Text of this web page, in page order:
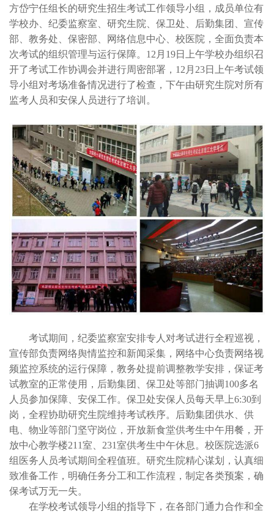
方岱宁任组长的研究生招生考试工作领导小组，成员单位有
学校办、纪委监察室、研究生院、保卫处、后勤集团、宣传
部、教务处、保密部、网络信息中心、校医院，全面负责本
次考试的组织管理与运行保障。12月19日上午学校办组织召
开了考试工作协调会并进行周密部署，12月23日上午考试领
导小组对考场准备情况进行了检查，下午由研究生院对所有
监考人员和安保人员进行了培训。
考试期间，纪委监察室安排专人对考试进行全程巡视，
宣传部负责网络舆情监控和新闻采集，网络中心负责网络视
频监控系统的运行保障，教务处提前调整教学安排，保证考
试教室的正常使用，后勤集团、保卫处等部门抽调100多名
人员参加保障、安保工作。保卫处安保人员每天早上6:30到
岗，全程协助研究生院维持考试秩序。后勤集团供水、供
电、物业等部门坚守岗位，开放新食堂供考生中午用餐，开
放中心教学楼211室、231室供考生中午休息。校医院选派6
组医务人员考试期间全程值班。研究生院精心谋划，认真细
致准备工作，明确任务分工和工作流程，制定各类预案，确
保考试万无一失。
在学校考试领导小组的指导下，在各部门通力合作和全